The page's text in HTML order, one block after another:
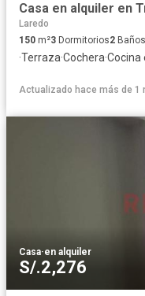
Casa en alquiler en
Laredo
150 m²3 Dormitorios2 Baños
·Terraza·Cochera·Cocina
Actualizado hace más de 1
Casa·en alquiler
S/.2,276